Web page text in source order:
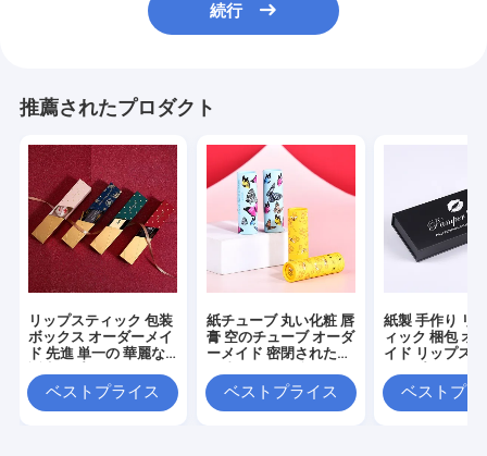
続行
推薦されたプロダクト
リップスティック 包装
ボックス オーダーメイ
ド 先進 単一の 華麗な
クス 女の子の卒業を送
る 空箱
ベストプライス
紙チューブ 丸い化粧 唇
膏 空のチューブ オーダ
ーメイド 密閉された天
ンダーパッケージ
ベストプライス
紙製 手作り リ
ィック 梱包 オ
イド リップス
マグネット ボ
フト ボックス
ベストプラ